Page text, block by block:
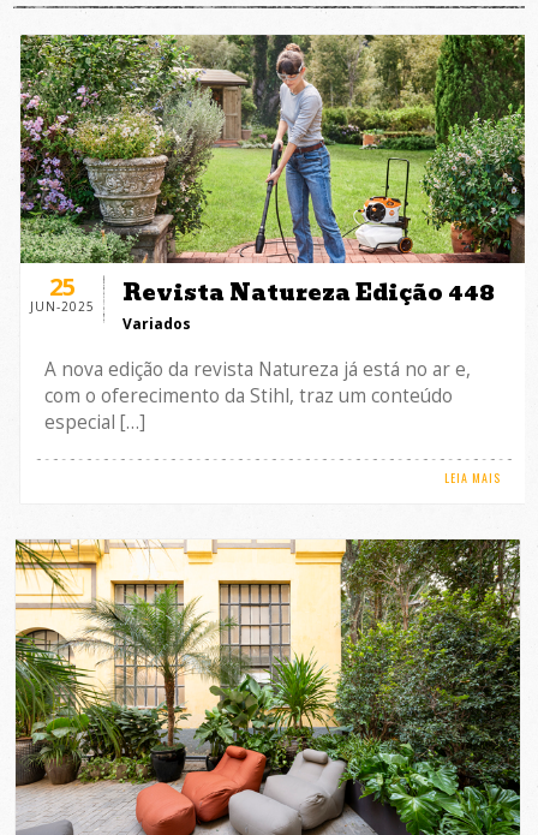
25
JUN-2025 Revista Natureza Edição 448
Variados
A nova edição da revista Natureza já está no ar e,
com o oferecimento da Stihl, traz um conteúdo
especial […]
LEIA MAIS